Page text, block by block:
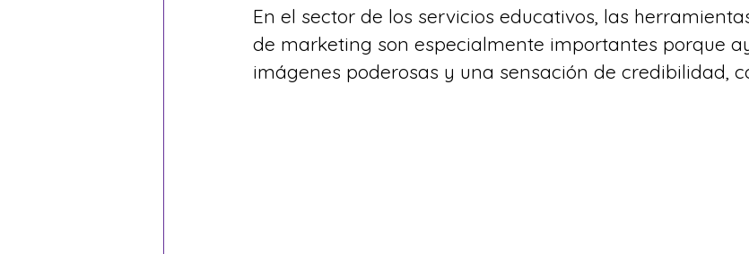
En el sector de los servicios educativos, las
de marketing son especialmente importantes porque
imágenes poderosas y una sensación de credibilidad,